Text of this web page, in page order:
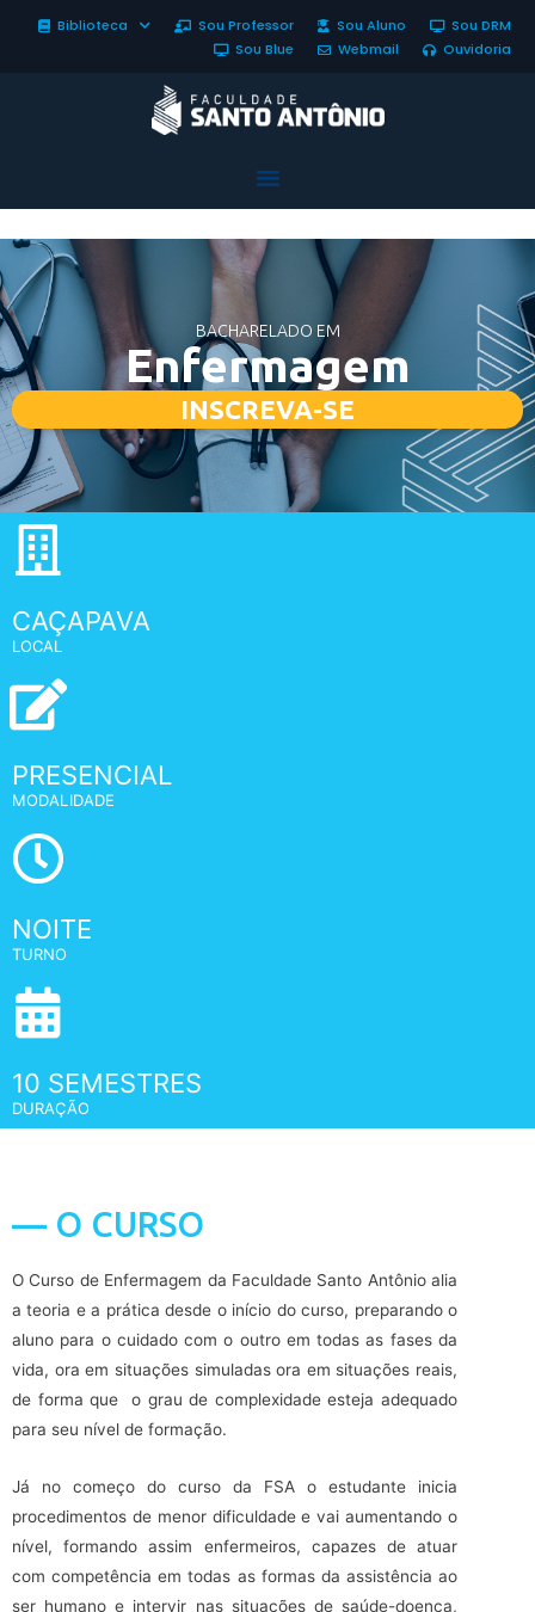
Biblioteca Sou Professor Sou Aluno
Sou DRM
Sou Blue
Webmail Ouvidoria
BACHARELADO EM
Enfermagem
INSCREVA-SE
CAÇAPAVA
LOCAL
PRESENCIAL
MODALIDADE
NOITE
TURNO
10 SEMESTRES
DURAÇÃO
— O CURSO
O Curso de Enfermagem da Faculdade Santo Antônio alia
a teoria e a prática desde o início do curso, preparando o
aluno para o cuidado com o outro em todas as fases da
vida, ora em situações simuladas ora em situações reais,
de forma que o grau de complexidade esteja adequado
para seu nível de formação.
Já no começo do curso da FSA o estudante inicia
procedimentos de menor dificuldade e vai aumentando o
nível, formando assim enfermeiros, capazes de atuar
com competência em todas as formas da assistência ao
ser humano e intervir nas situações de saúde-doença,